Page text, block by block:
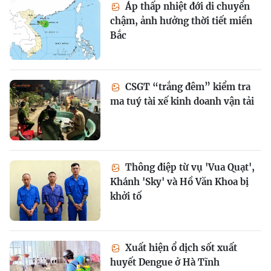
Áp thấp nhiệt đới di chuyển
chậm, ảnh hưởng thời tiết miền
Bắc
CSGT “trắng đêm” kiểm tra
ma tuý tài xế kinh doanh vận tải
Thông điệp từ vụ 'Vua Quạt',
Khánh 'Sky' và Hồ Văn Khoa bị
khởi tố
Xuất hiện ổ dịch sốt xuất
huyết Dengue ở Hà Tĩnh